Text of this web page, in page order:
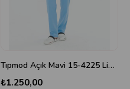
Tıpmod Açık Mavi 15-4225 Likralı Tesettür Scrubs Takım
₺1.250,00